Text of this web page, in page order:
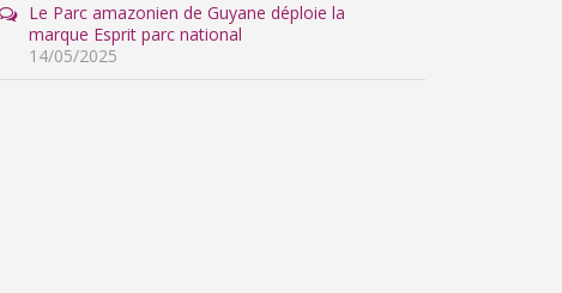
Le Parc amazonien de Guyane déploie la
marque Esprit parc national
14/05/2025